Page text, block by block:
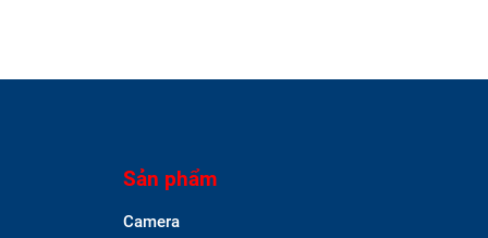
Sản phẩm
Camera